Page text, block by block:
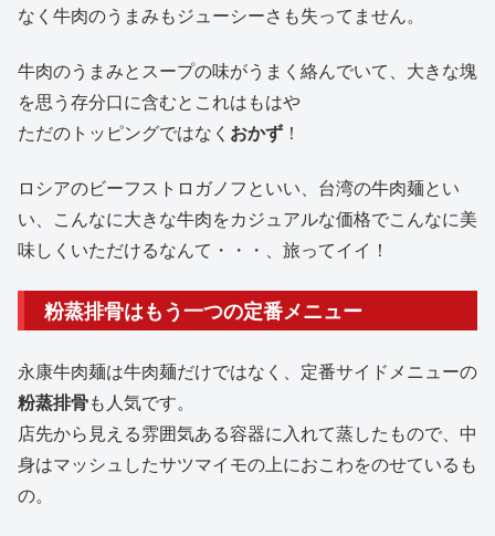
なく牛肉のうまみもジューシーさも失ってません。
牛肉のうまみとスープの味がうまく絡んでいて、大きな塊
を思う存分口に含むとこれはもはや
ただのトッピングではなく おかず ！
ロシアのビーフストロガノフといい、台湾の牛肉麺とい
い、こんなに大きな牛肉をカジュアルな価格でこんなに美
味しくいただけるなんて・・・、旅ってイイ！
粉蒸排骨はもう一つの定番メニュー
永康牛肉麺は牛肉麺だけではなく、定番サイドメニューの
粉蒸排骨も人気です。
店先から見える雰囲気ある容器に入れて蒸したもので、中
身はマッシュしたサツマイモの上におこわをのせているも
の。